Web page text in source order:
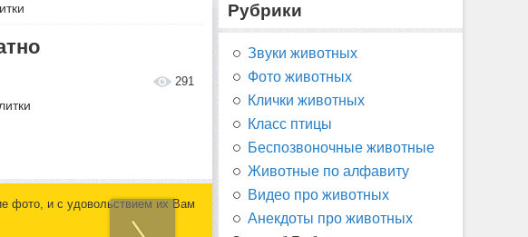
291
фото, и с удовольствием их Вам
Рубрики
Звуки животных
Фото животных
Клички животных
Класс птицы
Беспозвоночные животные
Животные по алфавиту
Видео про животных
Анекдоты про животных